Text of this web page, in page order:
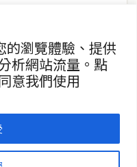
的瀏覽體驗、提供
析網站流量。點
意我們使用
死15傷
心動工
Rights Reserved